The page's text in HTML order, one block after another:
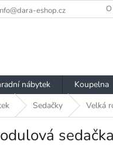
eshop.cz
nábytek Koupelna
Sedačky Velká